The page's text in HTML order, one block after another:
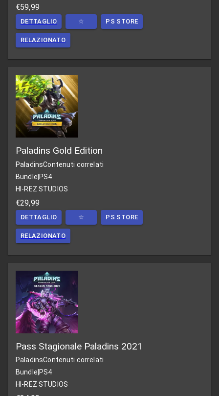
€59,99
DETTAGLIO ☆ PS STORE
RELAZIONATO
Paladins Gold Edition
PaladinsContenuti correlati
Bundle PS4
HI-REZ STUDIOS
€29,99
DETTAGLIO ☆ PS STORE
RELAZIONATO
Pass Stagionale Paladins 2021
PaladinsContenuti correlati
Bundle PS4
HI-REZ STUDIOS